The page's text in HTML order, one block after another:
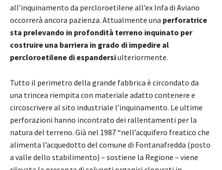
all’inquinamento da percloroetilene all’ex Infa di Aviano
occorrerà ancora pazienza. Attualmente una perforatrice
sta prelevando in profondità terreno inquinato per
costruire una barriera in grado di impedire al
percloroetilene di espandersiulteriormente.
Tutto il perimetro della grande fabbrica è circondato da
una trincea riempita con materiale adatto contenere e
circoscrivere al sito industriale l’inquinamento. Le ultime
perforazioni hanno incontrato dei rallentamenti per la
natura del terreno. Già nel 1987 “nell’acquifero freatico che
alimenta l’acquedotto del comune di Fontanafredda (posto
a valle dello stabilimento) – sostiene la Regione – viene